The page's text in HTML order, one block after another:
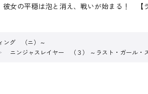
女の平穏は泡と消え、戦いが始まる！ 【
ング （ニ）～
ニンジャスレイヤー （３） ～ラスト・ガール・